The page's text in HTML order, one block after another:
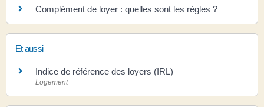
Complément de loyer : quelles sont les règles ?
Et aussi
Indice de référence des loyers (IRL)
Logement